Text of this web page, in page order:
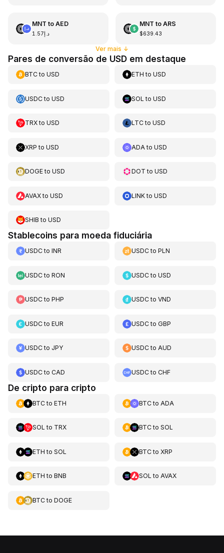
MNT to AED
د.إ1.57
MNT to ARS
$639.43
Ver mais ↓
Pares de conversão de USD em destaque
BTCto USD ETH toUSD
USDCto USD SOL toUSD
TRXto USD LTCtoUSD
XRP to USD ADA toUSD
DOGEto USD DOT toUSD
AVAXto USD LINKtoUSD
SHIB to USD
Stablecoins para moeda fiduciária
USDCto INR USDCtoPLN
USDCto RON USDCtoUSD
USDCto PHP USDCtoVND
USDCto EUR USDCtoGBP
USDCto JPY USDCtoAUD
USDCto CAD USDCtoCHF
De cripto para cripto
BTCto ETH BTCto ADA
SOL to TRX BTCto SOL
ETH to SOL BTCto XRP
ETH to BNB SOL to AVAX
BTCto DOGE